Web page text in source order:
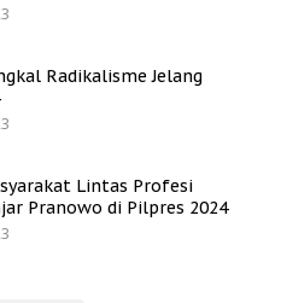
Radikalisme Jelang
Lintas Profesi
Pranowo di Pilpres 2024